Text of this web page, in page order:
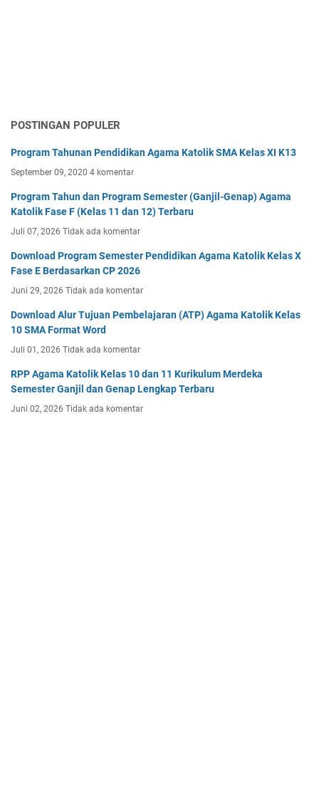
POSTINGAN POPULER
Program Tahunan Pendidikan Agama Katolik SMA Kelas XI K13
September 09, 2020 4 komentar
Program Tahun dan Program Semester (Ganjil-Genap) Agama
Katolik Fase F (Kelas 11 dan 12) Terbaru
Juli 07, 2026 Tidak ada komentar
Download Program Semester Pendidikan Agama Katolik Kelas X
Fase E Berdasarkan CP 2026
Juni 29, 2026 Tidak ada komentar
Download Alur Tujuan Pembelajaran (ATP) Agama Katolik Kelas
10 SMA Format Word
Juli 01, 2026 Tidak ada komentar
RPP Agama Katolik Kelas 10 dan 11 Kurikulum Merdeka
Semester Ganjil dan Genap Lengkap Terbaru
Juni 02, 2026 Tidak ada komentar